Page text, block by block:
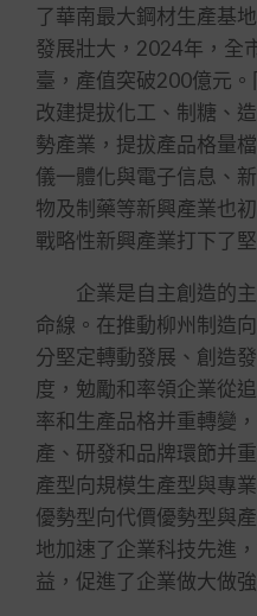
了華南最大鋼材生產基
發展壯大，2024年，全
臺，產值突破200億元
改建提拔化工、制糖、
勢產業，提拔產品格量
儀一體化與電子信息、
物及制藥等新興產業也
戰略性新興產業打下了
企業是自主創造的主
命線。在推動柳州制造
分堅定轉動發展、創造
度，勉勵和率領企業從
率和生產品格并重轉變
產、研發和品牌環節并
產型向規模生產型與專
優勢型向代價優勢型與
地加速了企業科技先進
益，促進了企業做大做強